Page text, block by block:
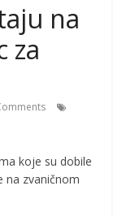
na
za
koje su dobile
na zvaničnom